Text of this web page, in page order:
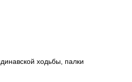
ходьбы, палки